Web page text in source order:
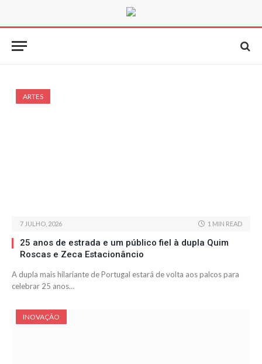
ARTES
7 JULHO, 2026 1 MIN READ
25 anos de estrada e um público fiel à dupla Quim
Roscas e Zeca Estacionâncio
A dupla mais hilariante de Portugal estará de volta aos palcos para
celebrar 25 anos…
INOVAÇÃO